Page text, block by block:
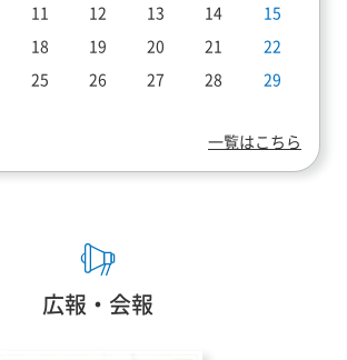
11 12 13 14
15
18 19 20 21
22
25 26 27 28
29
一覧はこちら
広報・会報